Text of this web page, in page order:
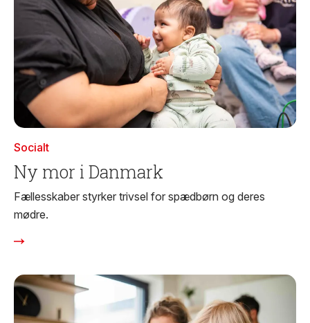
Socialt
Ny mor i Danmark
Fællesskaber styrker trivsel for spædbørn og deres
mødre.